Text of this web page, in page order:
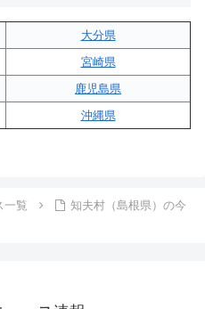
大分県
宮崎県
鹿児島県
沖縄県
一覧
知夫村（島根県）の今